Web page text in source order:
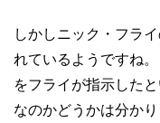
しかしニック・フラ
れているようですね
をフライが指示した
なのかどうかは分かり